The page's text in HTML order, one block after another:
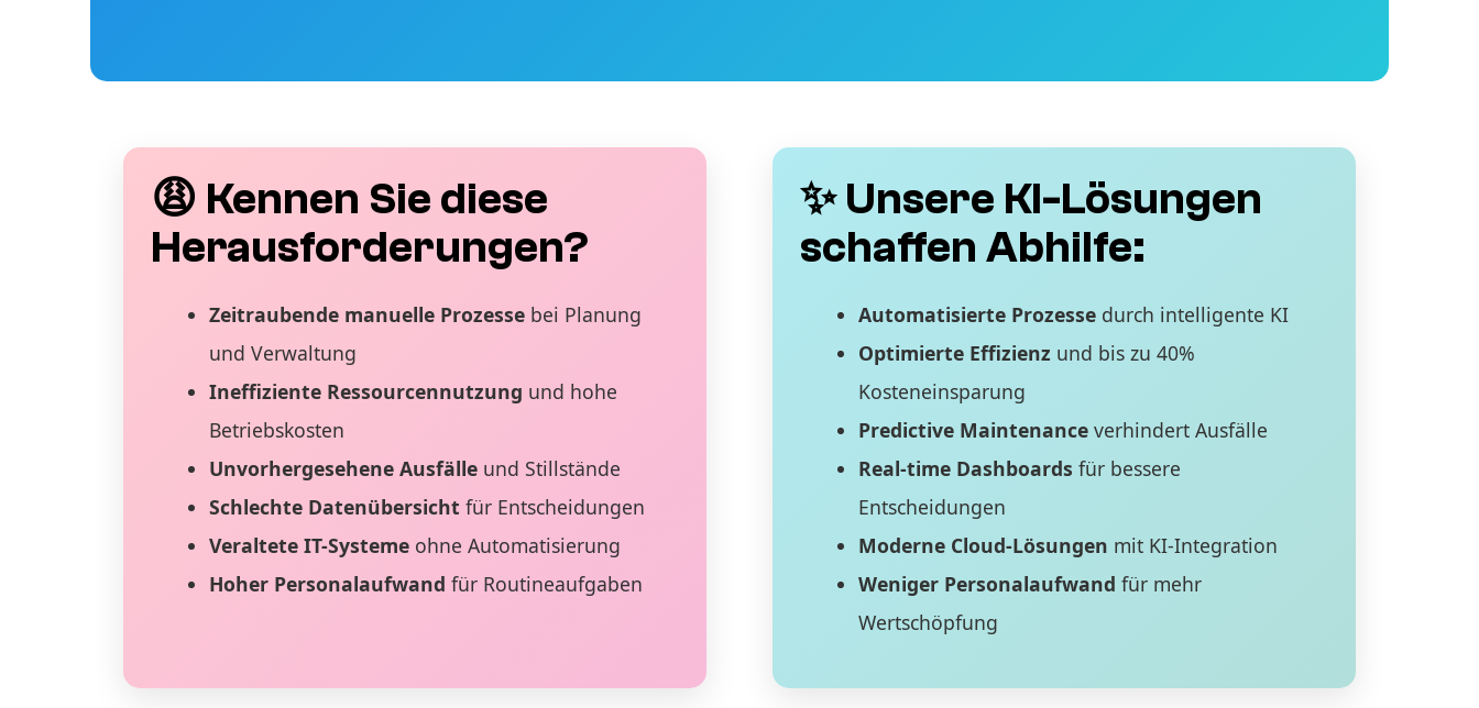
😩 Kennen Sie diese
Herausforderungen?
Zeitraubende manuelle Prozessebei Planung
und Verwaltung
Ineffiziente Ressourcennutzung und hohe
Betriebskosten
Unvorhergesehene Ausfälleund Stillstände
Schlechte Datenübersicht für Entscheidungen
Veraltete IT-Systemeohne Automatisierung
Hoher Personalaufwand für Routineaufgaben
✨ Unsere KI-Lösungen
schaffen Abhilfe:
Automatisierte Prozessedurch intelligente KI
Optimierte Effizienz und bis zu 40%
Kosteneinsparung
Predictive Maintenanceverhindert Ausfälle
Real-time Dashboards für bessere
Entscheidungen
Moderne Cloud-Lösungen mit KI-Integration
Weniger Personalaufwand für mehr
Wertschöpfung